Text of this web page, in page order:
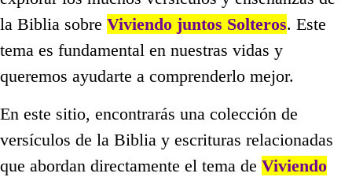
la Biblia sobre Viviendo juntos Solteros. Este
tema es fundamental en nuestras vidas y
queremos ayudarte a comprenderlo mejor.
En este sitio, encontrarás una colección de
versículos de la Biblia y escrituras relacionadas
que abordan directamente el tema de Viviendo